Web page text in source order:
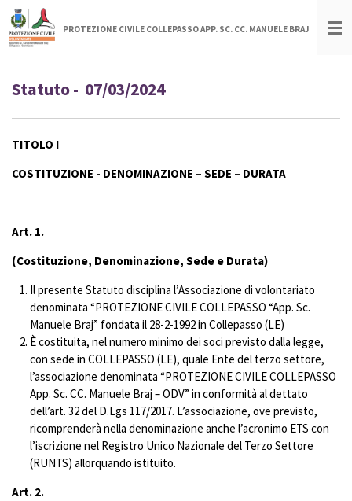
Vai
al
contenuto
PROTEZIONE CIVILE COLLEPASSO APP. SC. CC. MANUELE BRAJ
Statuto - 07/03/2024
TITOLO I
COSTITUZIONE - DENOMINAZIONE – SEDE – DURATA
Art. 1.
(Costituzione, Denominazione, Sede e Durata)
Il presente Statuto disciplina l’Associazione di volontariato
denominata “PROTEZIONE CIVILE COLLEPASSO “App. Sc.
Manuele Braj” fondata il 28-2-1992 in Collepasso (LE)
È costituita, nel numero minimo dei soci previsto dalla legge,
con sede in COLLEPASSO (LE), quale Ente del terzo settore,
l’associazione denominata “PROTEZIONE CIVILE COLLEPASSO
App. Sc. CC. Manuele Braj – ODV” in conformità al dettato
dell’art. 32 del D.Lgs 117/2017. L’associazione, ove previsto,
ricomprenderà nella denominazione anche l’acronimo ETS con
l’iscrizione nel Registro Unico Nazionale del Terzo Settore
(RUNTS) allorquando istituito.
Art. 2.